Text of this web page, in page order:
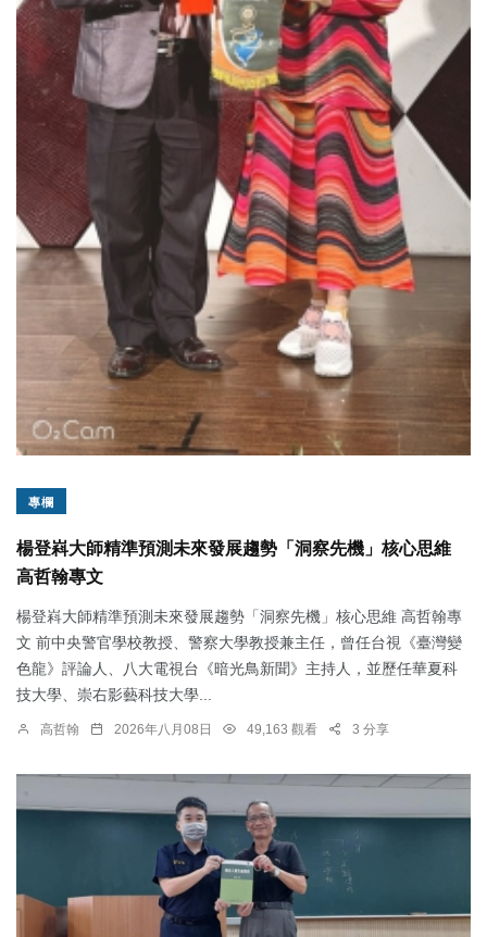
專欄
楊登嵙大師精準預測未來發展趨勢「洞察先機」核心思維
高哲翰專文
楊登嵙大師精準預測未來發展趨勢「洞察先機」核心思維 高哲翰專
文 前中央警官學校教授、警察大學教授兼主任，曾任台視《臺灣變
色龍》評論人、八大電視台《暗光鳥新聞》主持人，並歷任華夏科
技大學、崇右影藝科技大學...
高哲翰 2026年八月08日 49,163 觀看 3 分享